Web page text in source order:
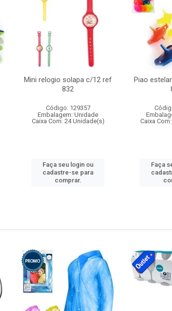
Mini relogio solapa c/12 ref
832
Código: 129357
Embalagem: Unidade
Caixa Com: 24 Unidade(s)
Faça seu login ou
cadastre-se para
comprar.
Piao
Caixa
Faça